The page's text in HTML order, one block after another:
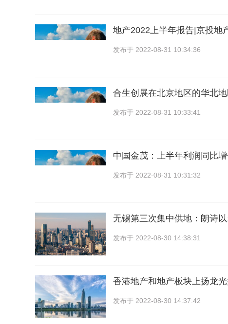
地产2022上半年报告|京投地
发布于 2022-08-31 10:34:36
合生创展在北京地区的华北
发布于 2022-08-31 10:33:41
中国金茂：上半年利润同比
发布于 2022-08-31 10:31:32
无锡第三次集中供地：朗诗
发布于 2022-08-30 14:38:31
香港地产和地产板块上扬龙
发布于 2022-08-30 14:37:42